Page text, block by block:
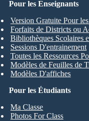
Pour les Étudiants
Ma Classe
Photos For Class
Pour les Enseignants
Version Gratuite Pour
Forfaits de Districts ou
Bibliothèques Scolaires
Sessions D'entrainement
Toutes les Ressources
Modèles de Feuilles de
Modèles D'affiches